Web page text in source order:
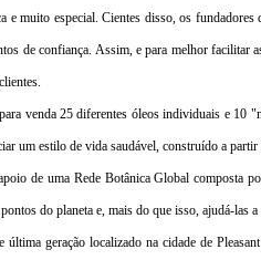
e muito especial. Cientes disso, os
de confiança. Assim, e para melhor
venda 25 diferentes óleos individuais e 10
um estilo de vida saudável, construído a
de uma Rede Botânica Global composta
pontos do planeta e, mais do que isso,
geração localizado na cidade de